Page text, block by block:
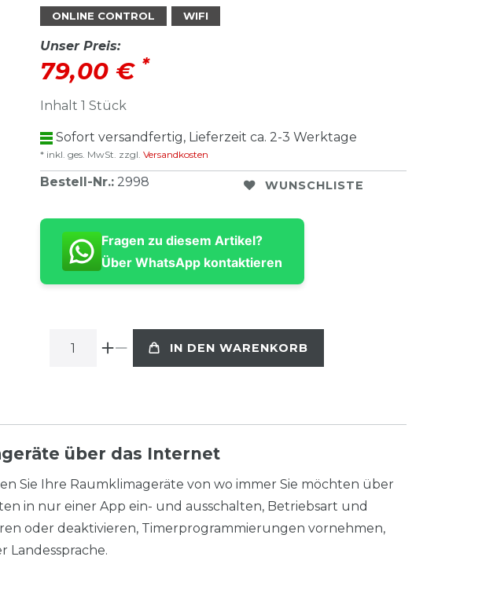
ONLINE CONTROL WIFI
Unser Preis:
79,00 € *
Inhalt 1 Stück
Sofort versandfertig, Lieferzeit ca. 2-3 Werktage
* inkl. ges. MwSt. zzgl. Versandkosten
Bestell-Nr.: 2998 WUNSCHLISTE
Fragen zu diesem Artikel?
Über WhatsApp kontaktieren
IN DEN WARENKORB
über das Internet
Sie Ihre Raumklimageräte von wo immer Sie möchten über
in nur einer App ein- und ausschalten, Betriebsart und
oder deaktivieren, Timerprogrammierungen vornehmen,
Landessprache.